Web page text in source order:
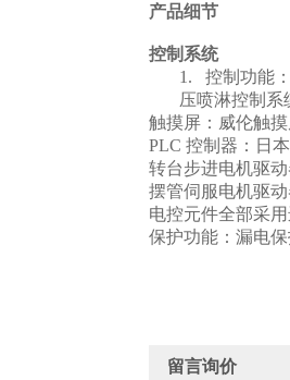
产品细节
控制系统
1. 控制功能
压喷淋控制系
触摸屏：威伦触摸
PLC 控制器：日
转台步进电机驱动
摆管伺服电机驱
电控元件全部采
保护功能：漏电
留言询价